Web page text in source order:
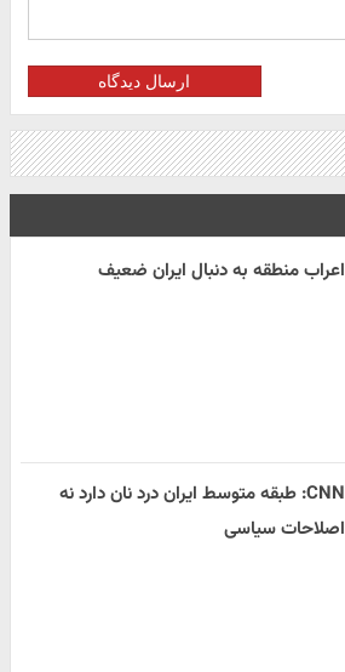
ارسال دیدگاه
اعراب منطقه به دنبال ایران ضعیف
CNN: طبقه متوسط ایران درد نان دارد نه
اصلاحات سیاسی